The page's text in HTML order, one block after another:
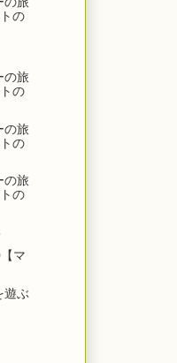
の
の旅
の
の旅
の
の旅
の
マ
遊ぶ